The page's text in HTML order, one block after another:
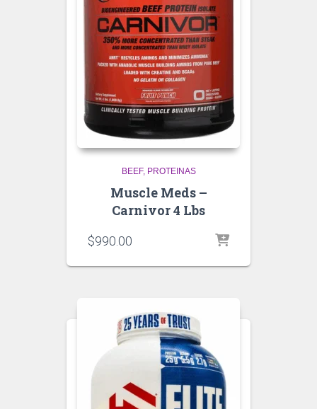
BEEF PROTEINAS
Muscle Meds –
Carnivor 4 Lbs
$990.00